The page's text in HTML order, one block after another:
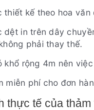
thiết kế theo hoa
dệt in trên dây
phải thay thế.
khổ rộng 4m nên
miễn phí cho đơn
thực tế của thảm